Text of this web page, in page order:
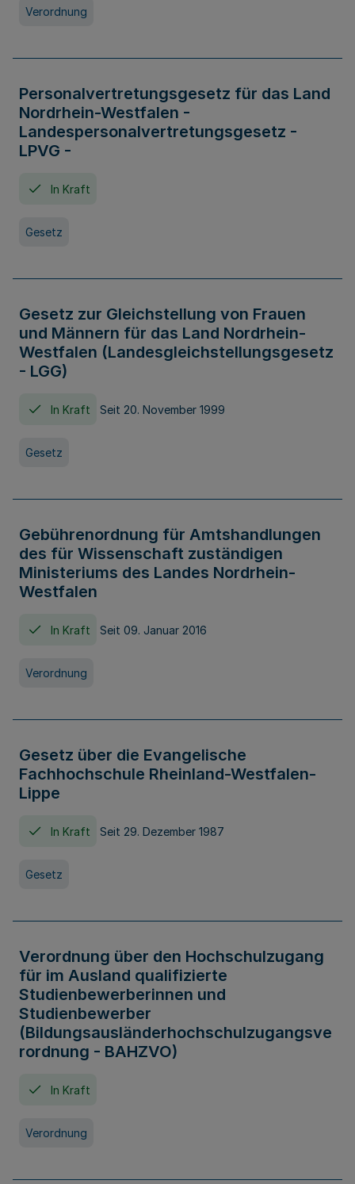
Verordnung
Personalvertretungsgesetz für das Land
Nordrhein-Westfalen -
Landespersonalvertretungsgesetz -
LPVG -
In Kraft
Gesetz
Gesetz zur Gleichstellung von Frauen
und Männern für das Land Nordrhein-
Westfalen (Landesgleichstellungsgesetz
- LGG)
In Kraft Seit 20. November 1999
Gesetz
Gebührenordnung für Amtshandlungen
des für Wissenschaft zuständigen
Ministeriums des Landes Nordrhein-
Westfalen
In Kraft Seit 09. Januar 2016
Verordnung
Gesetz über die Evangelische
Fachhochschule Rheinland-Westfalen-
Lippe
In Kraft Seit 29. Dezember 1987
Gesetz
Verordnung über den Hochschulzugang
für im Ausland qualifizierte
Studienbewerberinnen und
Studienbewerber
(Bildungsausländerhochschulzugangsve
rordnung - BAHZVO)
In Kraft
Verordnung